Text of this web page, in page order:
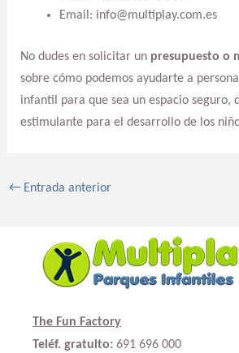
Email: info@multiplay.com.es
No dudes en solicitar un presupuesto o
sobre cómo podemos ayudarte a
infantil para que sea un espacio seguro,
estimulante para el desarrollo de los
←Entrada anterior
The Fun Factory
Teléf. gratuito: 691 696 000